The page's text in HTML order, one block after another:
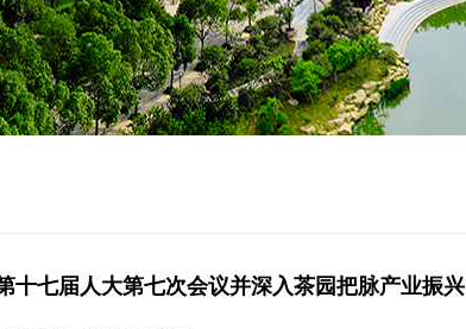
十七届人大第七次会议并深入茶园把脉产业振兴